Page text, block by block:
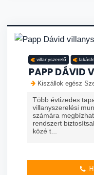
villanyszerelő
PAPP DÁVID
Kiszállok egész
Több évtizedes
villanyszerelési
számára
rendszert
közé t...